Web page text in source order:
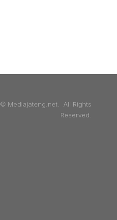
© Mediajateng.net. All Rights
Reserved.